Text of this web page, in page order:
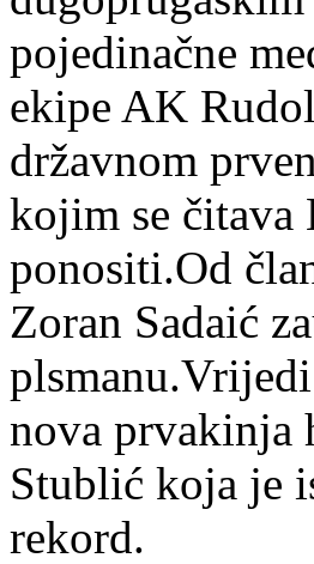
pojedinačne
ekipe AK
državnom
kojim se čitava
ponositi.Od
Zoran Sadaić
nova prvakinja
Stublić koja je
rekord.